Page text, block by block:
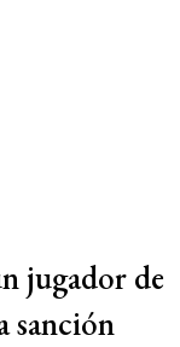
jugador de
sanción